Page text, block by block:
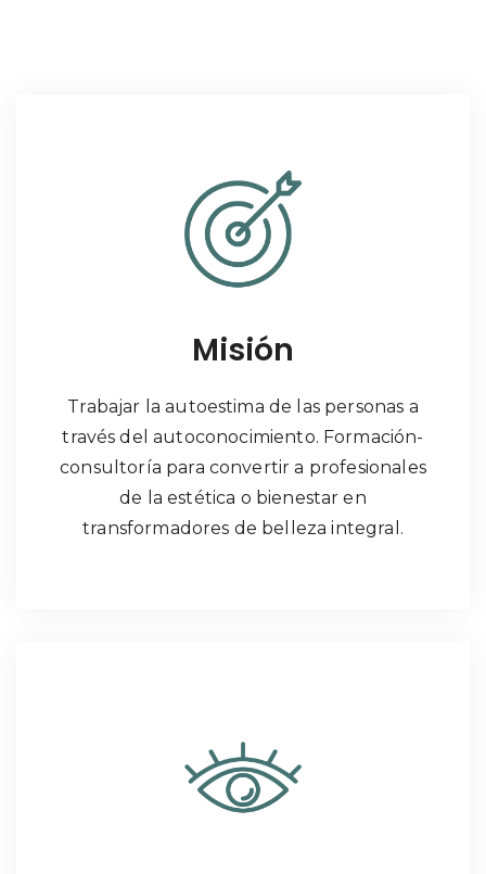
Misión
Trabajar la autoestima de las personas a
través del autoconocimiento. Formación-
consultoría para convertir a profesionales
de la estética o bienestar en
transformadores de belleza integral.